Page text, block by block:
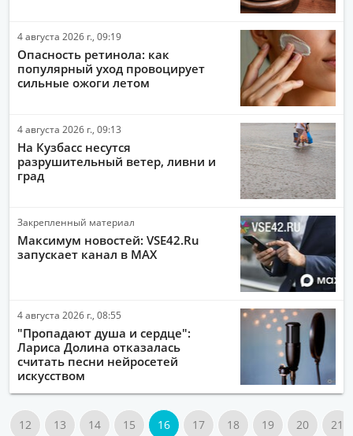
4 августа 2026 г., 09:19
Опасность ретинола: как
популярный уход провоцирует
сильные ожоги летом
4 августа 2026 г., 09:13
На Кузбасс несутся
разрушительный ветер, ливни и
град
Закрепленный материал
Максимум новостей: VSE42.Ru
запускает канал в MAX
4 августа 2026 г., 08:55
"Пропадают душа и сердце":
Лариса Долина отказалась
считать песни нейросетей
искусством
12 13 14 15 16 17 18 19 20 21